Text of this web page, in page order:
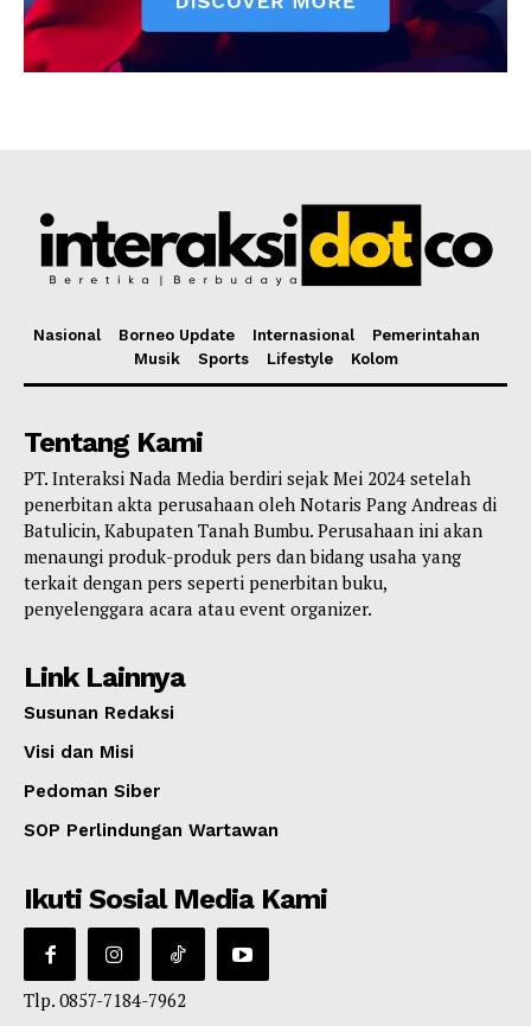
Nasional Borneo Update Internasional
Pemerintahan
Musik
Sports Lifestyle Kolom
Tentang Kami
PT. Interaksi Nada Media berdiri sejak Mei 2024 setelah
penerbitan akta perusahaan oleh Notaris Pang Andreas di
Batulicin, Kabupaten Tanah Bumbu. Perusahaan ini akan
menaungi produk-produk pers dan bidang usaha yang
terkait dengan pers seperti penerbitan buku,
penyelenggara acara atau event organizer.
Link Lainnya
Susunan Redaksi
Visi dan Misi
Pedoman Siber
SOP Perlindungan Wartawan
Ikuti Sosial Media Kami
Tlp. 0857-7184-7962